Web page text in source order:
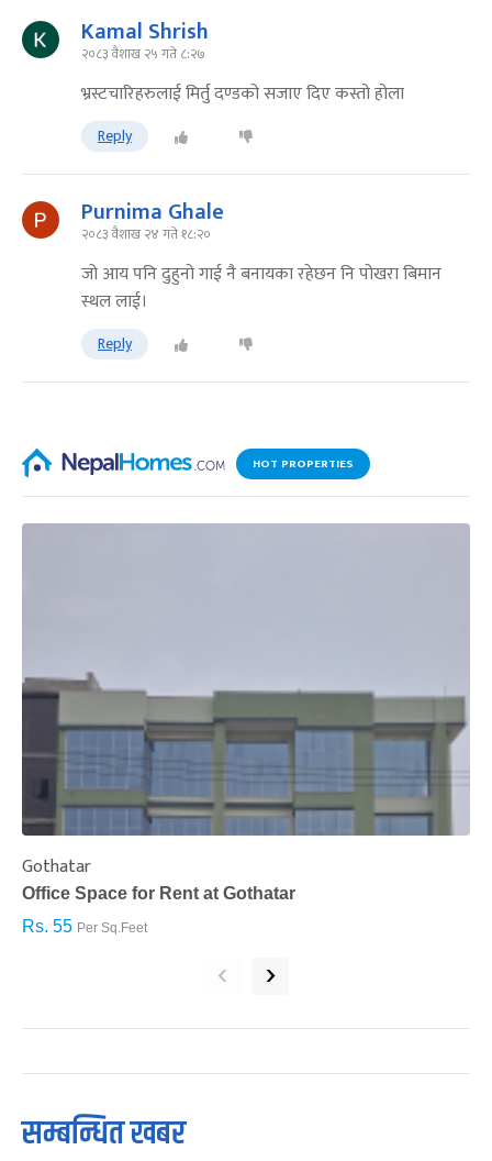
Kamal Shrish
२०८३ वैशाख २५ गते ८:२७
भ्रस्टचारिहरुलाई मिर्तु दण्डको सजाए दिए कस्तो होला
Reply
Purnima Ghale
२०८३ वैशाख २४ गते १८:२०
जो आय पनि दुहुनो गाई नै बनायका रहेछन नि पोखरा बिमान
स्थल लाई।
Reply
HOT PROPERTIES
Gothatar
Office Space for Rent at Gothatar
Rs. 55 Per Sq.Feet
‹ ›
सम्बन्धित खबर